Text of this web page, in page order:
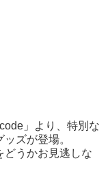
」より、特別な
ズが登場。
どうかお見逃しな